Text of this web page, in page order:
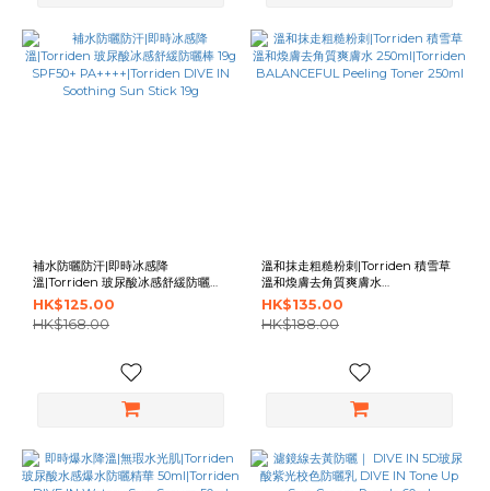
補水防曬防汗|即時冰感降
溫|Torriden 玻尿酸冰感舒緩防曬棒
19g SPF50+ PA++++|Torriden
DIVE IN Soothing Sun Stick 19g
HK$125.00
HK$168.00
溫和抹走粗糙粉刺|Torriden 積雪草
溫和煥膚去角質爽膚水
250ml|Torriden BALANCEFUL
Peeling Toner 250ml
HK$135.00
HK$188.00